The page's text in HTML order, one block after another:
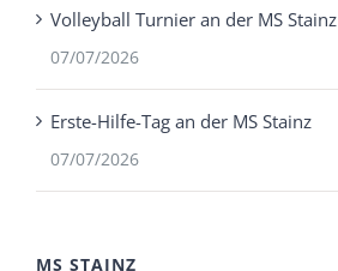
Volleyball Turnier an der MS Stainz
07/07/2026
Erste-Hilfe-Tag an der MS Stainz
07/07/2026
MS STAINZ